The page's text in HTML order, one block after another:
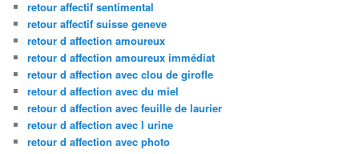
retour affectif sentimental
retour affectif suisse geneve
retour d affection amoureux
retour d affection amoureux immédiat
retour d affection avec clou de girofle
retour d affection avec du miel
retour d affection avec feuille de laurier
retour d affection avec l urine
retour d affection avec photo